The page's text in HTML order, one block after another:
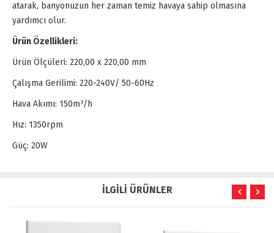
atarak, banyonuzun her zaman temiz havaya sahip olmasına
yardımcı olur.
Ürün Özellikleri:
Ürün Ölçüleri: 220,00 x 220,00 mm
Çalışma Gerilimi: 220-240V/ 50-60Hz
Hava Akımı: 150m³/h
Hız: 1350rpm
Güç: 20W
İLGİLİ ÜRÜNLER